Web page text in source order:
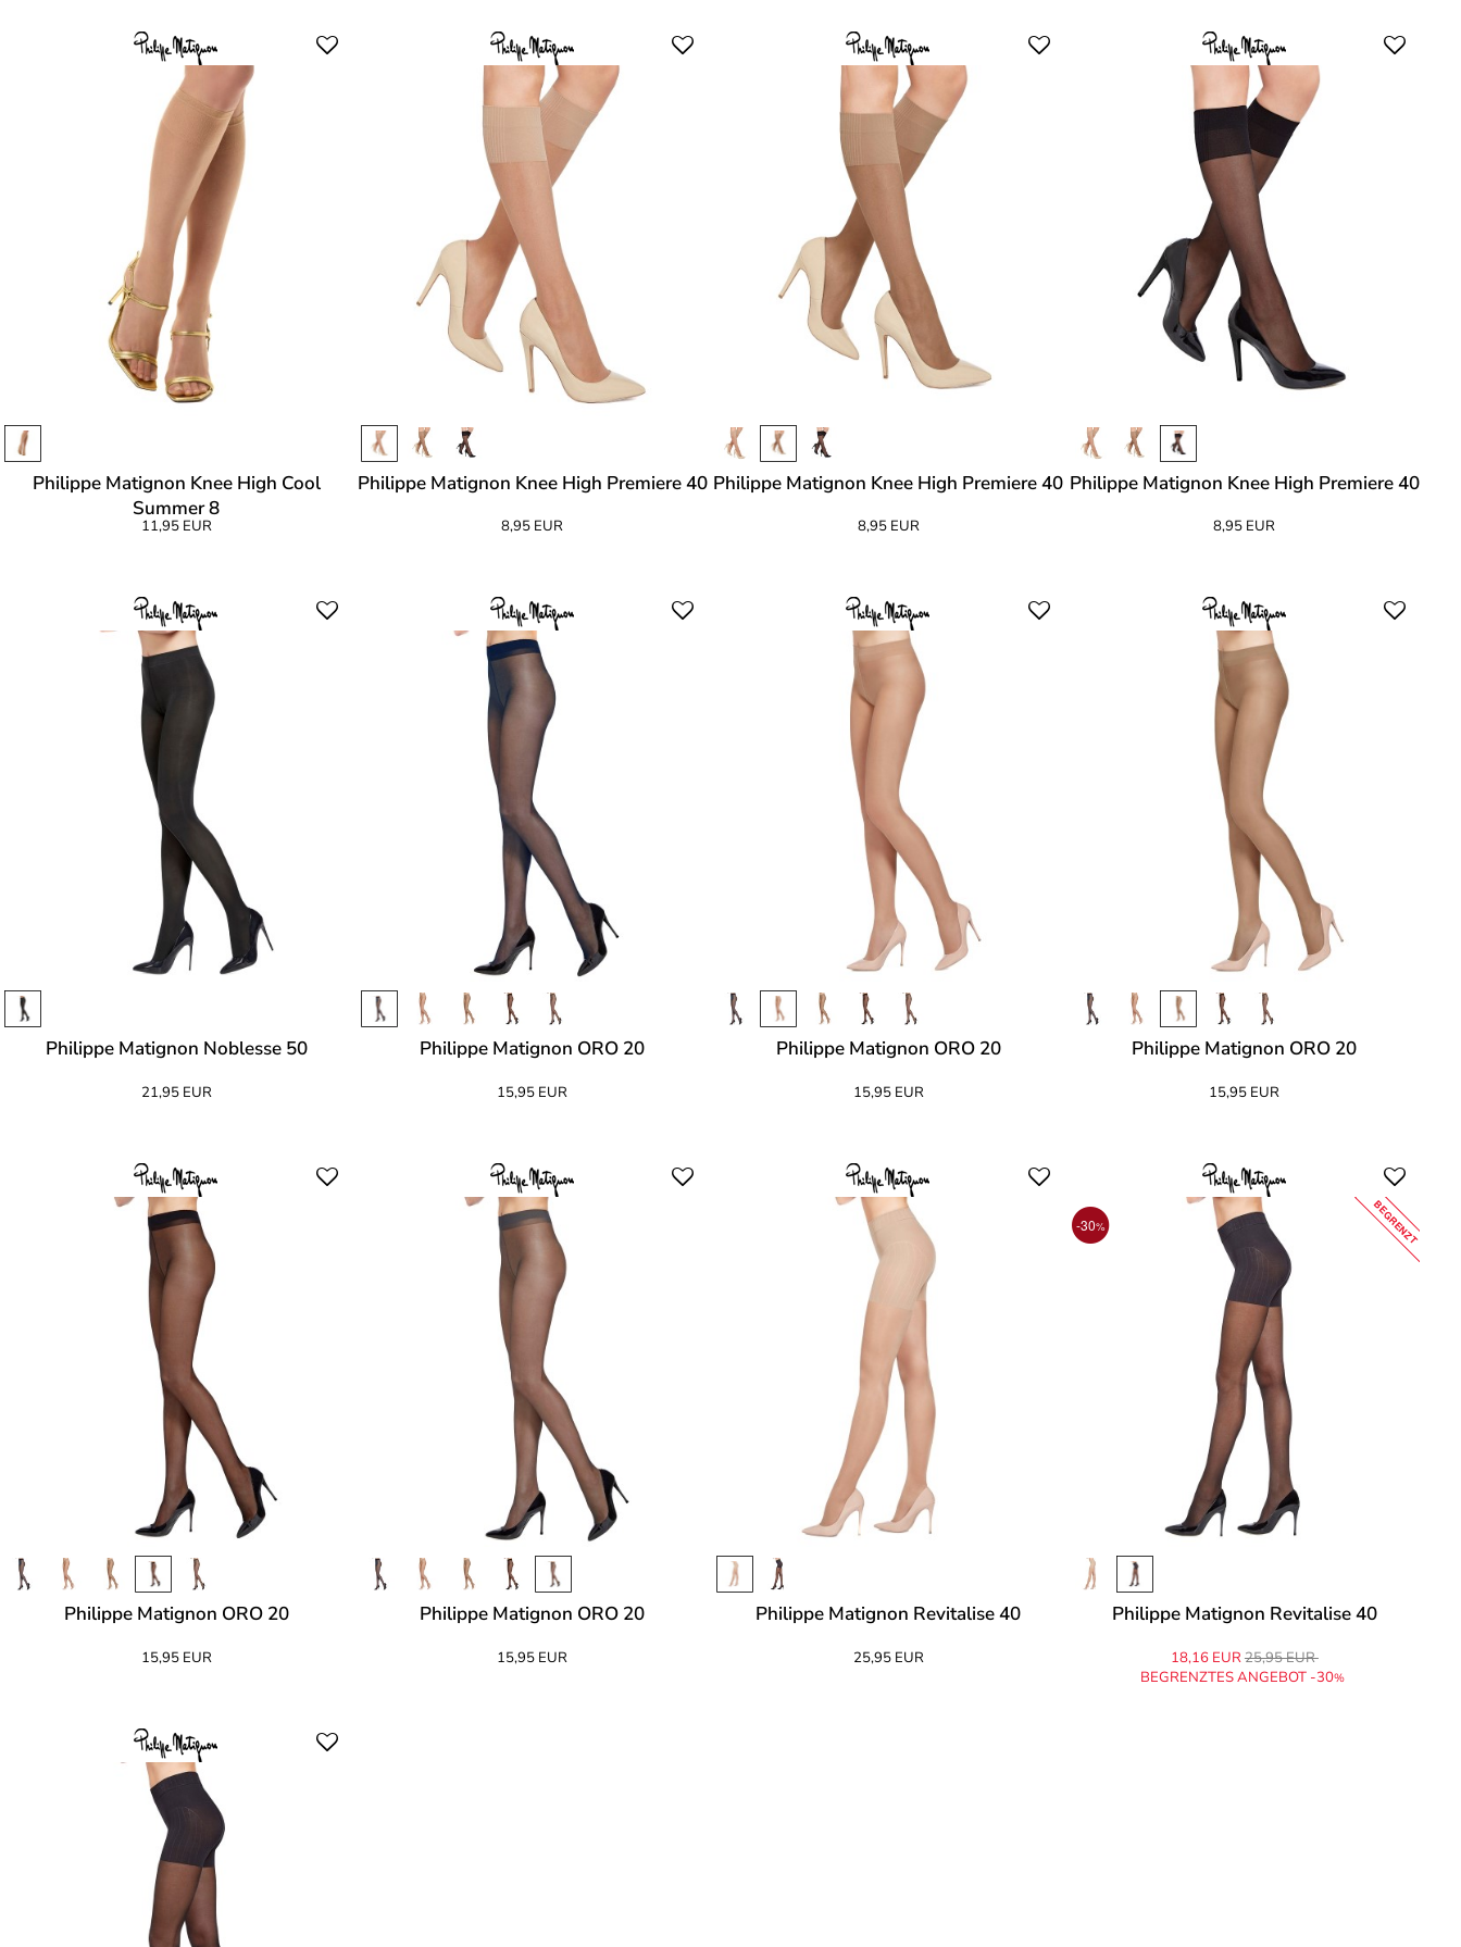
Philippe Matignon Knee High Cool
Summer 8
11,95 EUR
Philippe Matignon Knee High Premiere 40
8,95 EUR
Philippe Matignon Knee High Premiere 40
8,95 EUR
Philippe Matignon Knee High Premiere 40
8,95 EUR
Philippe Matignon Noblesse 50
21,95 EUR
Philippe Matignon ORO 20
15,95 EUR
Philippe Matignon ORO 20
15,95 EUR
Philippe Matignon ORO 20
15,95 EUR
Philippe Matignon ORO 20
15,95 EUR
Philippe Matignon ORO 20
15,95 EUR
Philippe Matignon Revitalise 40
25,95 EUR
-30% BEGRENZT
Philippe Matignon Revitalise 40
18,16 EUR25,95 EUR
BEGRENZTES ANGEBOT -30%